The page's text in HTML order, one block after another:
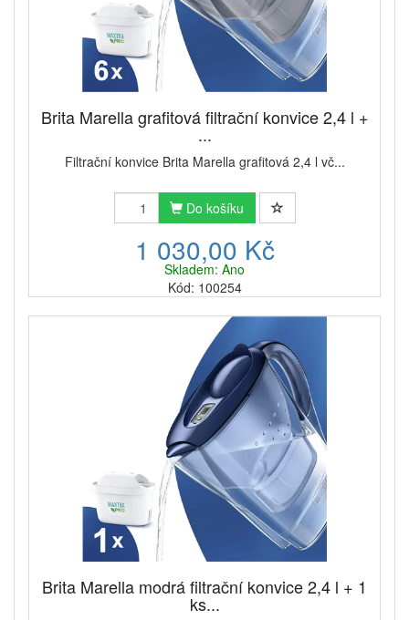
Brita Marella grafitová filtrační konvice 2,4 l +
...
Filtrační konvice Brita Marella grafitová 2,4 l vč...
Do košíku
1 030,00 Kč
Skladem: Ano
Kód: 100254
Brita Marella modrá filtrační konvice 2,4 l + 1
ks...